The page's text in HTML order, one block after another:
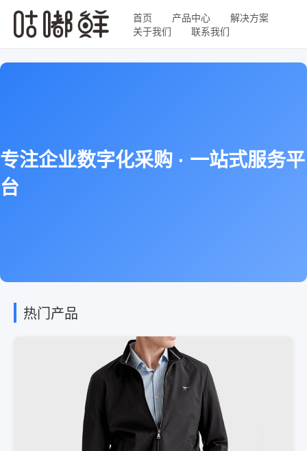
首页 产品中心
解决方案
关于我们
联系我们
专注企业数字化采购 · 一站式服务平
台
热门产品